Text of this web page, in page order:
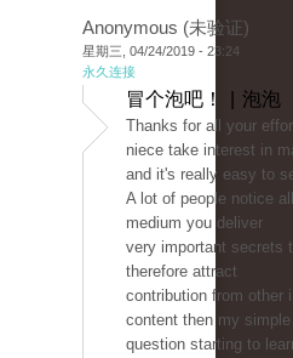
Anonymous (未验证)
星期三, 04/24/2019 - 23:24
永久连接
冒个泡吧！ | 泡泡
Thanks for all your
niece take interest in
and it's really easy to
A lot of people notice
medium you deliver
very important secrets
therefore attract
contribution from other
content then my
question starting to